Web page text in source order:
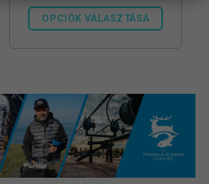
OPCIÓK VÁLASZTÁSA
több
variációja
van.
A
változatok